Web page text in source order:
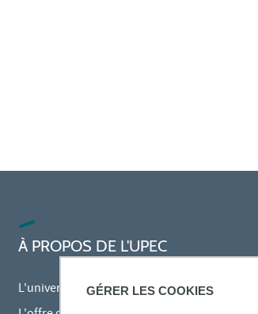
GÉRER LES COOKIES
À PROPOS DE L'UPEC
L'université